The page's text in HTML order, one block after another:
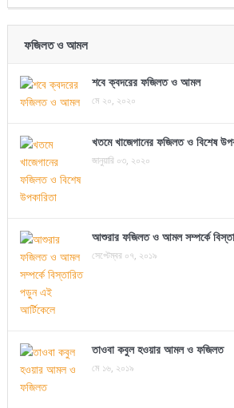
ফজিলত ও আমল
শবে ক্বদরের ফজিলত ও আমল
মে ২০, ২০২০
খতমে খাজেগানের ফজিলত ও বিশেষ
জানুয়ারি ০৩, ২০২০
আশুরার ফজিলত ও আমল সম্পর্কে
সেপ্টেম্বর ০৭, ২০১৯
তাওবা কবুল হওয়ার আমল ও ফজিলত
মে ১৬, ২০১৯